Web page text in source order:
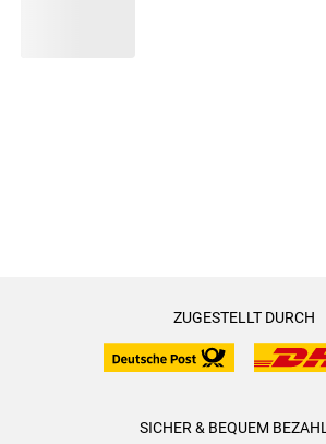
ZUGESTELLT DURCH
SICHER & BEQUEM